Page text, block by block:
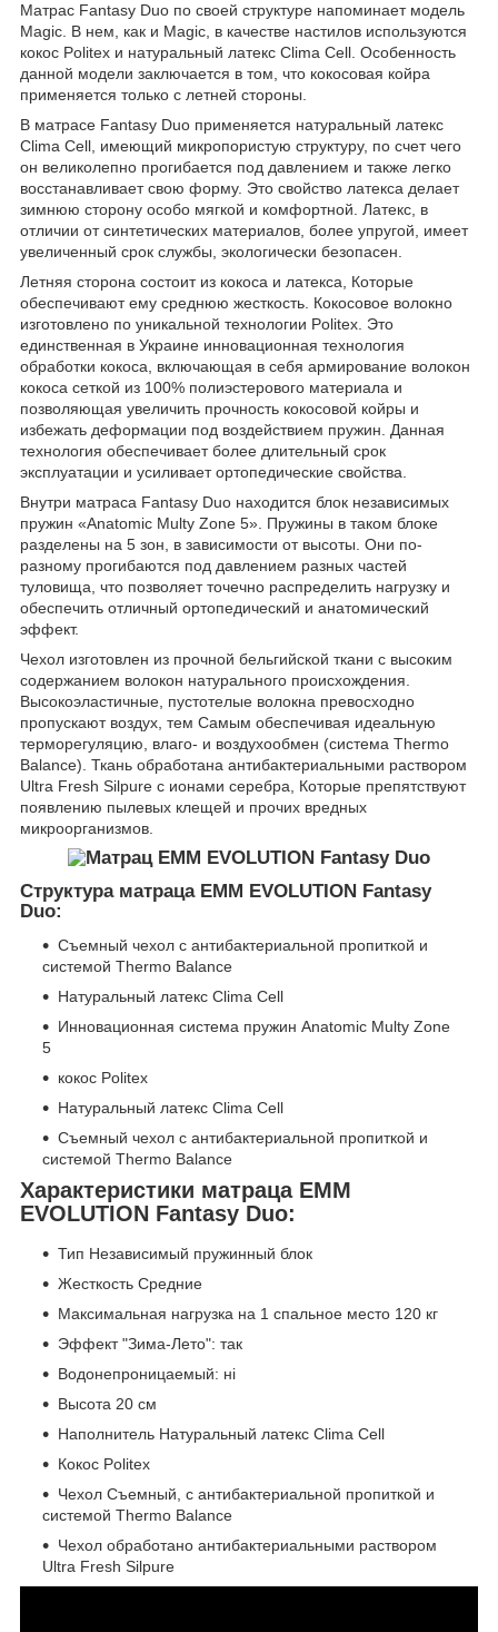
Матрас Fantasy Duo по своей структуре напоминает модель
Magic. В нем, как и Magic, в качестве настилов используются
кокос Politex и натуральный латекс Clima Cell. Особенность
данной модели заключается в том, что кокосовая койра
применяется только с летней стороны.
В матрасе Fantasy Duo применяется натуральный латекс
Clima Cell, имеющий микропористую структуру, по счет чего
он великолепно прогибается под давлением и также легко
восстанавливает свою форму. Это свойство латекса делает
зимнюю сторону особо мягкой и комфортной. Латекс, в
отличии от синтетических материалов, более упругой, имеет
увеличенный срок службы, экологически безопасен.
Летняя сторона состоит из кокоса и латекса, Которые
обеспечивают ему среднюю жесткость. Кокосовое волокно
изготовлено по уникальной технологии Politex. Это
единственная в Украине инновационная технология
обработки кокоса, включающая в себя армирование волокон
кокоса сеткой из 100% полиэстерового материала и
позволяющая увеличить прочность кокосовой койры и
избежать деформации под воздействием пружин. Данная
технология обеспечивает более длительный срок
эксплуатации и усиливает ортопедические свойства.
Внутри матраса Fantasy Duo находится блок независимых
пружин «Anatomic Multy Zone 5». Пружины в таком блоке
разделены на 5 зон, в зависимости от высоты. Они по-
разному прогибаются под давлением разных частей
туловища, что позволяет точечно распределить нагрузку и
обеспечить отличный ортопедический и анатомический
эффект.
Чехол изготовлен из прочной бельгийской ткани с высоким
содержанием волокон натурального происхождения.
Высокоэластичные, пустотелые волокна превосходно
пропускают воздух, тем Самым обеспечивая идеальную
терморегуляцию, влаго- и воздухообмен (система Thermo
Balance). Ткань обработана антибактериальными раствором
Ultra Fresh Silpure с ионами серебра, Которые препятствуют
появлению пылевых клещей и прочих вредных
микроорганизмов.
Структура матраца EMM EVOLUTION Fantasy
Duo:
Съемный чехол с антибактериальной пропиткой и
системой Thermo Balance
Натуральный латекс Clima Cell
Инновационная система пружин Anatomic Multy Zone
5
кокос Politex
Натуральный латекс Clima Cell
Съемный чехол с антибактериальной пропиткой и
системой Thermo Balance
Характеристики матраца EMM
EVOLUTION Fantasy Duo:
Тип Независимый пружинный блок
Жесткость Средние
Максимальная нагрузка на 1 спальное место 120 кг
Эффект "Зима-Лето": так
Водонепроницаемый: ні
Высота 20 см
Наполнитель Натуральный латекс Clima Cell
Кокос Politex
Чехол Съемный, с антибактериальной пропиткой и
системой Thermo Balance
Чехол обработано антибактериальными раствором
Ultra Fresh Silpure